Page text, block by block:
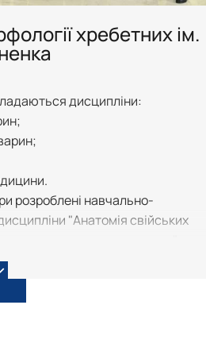
хребетних ім.
дисципліни:
розроблені навчально-
"Анатомія свійських
медицини", "Методи